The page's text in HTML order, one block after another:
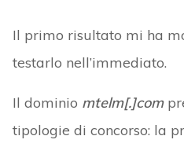
Il primo risultato mi ha
testarlo nell’immediato.
Il dominio mtelm[.]com
tipologie di concorso: la